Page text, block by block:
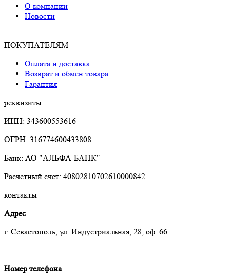
О компании
Новости
ПОКУПАТЕЛЯМ
Оплата и доставка
Возврат и обмен товара
Гарантия
реквизиты
ИНН: 343600553616
ОГРН: 316774600433808
Банк: АО "АЛЬФА-БАНК"
Расчетный счет: 40802810702610000842
контакты
Адрес
г. Севастополь, ул. Индустриальная, 28, оф. 66
Номер телефона